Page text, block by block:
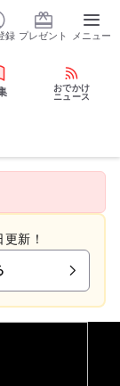
録 プレゼント メニュー
おでかけ
ニュース
新！